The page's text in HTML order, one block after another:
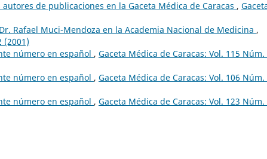
de publicaciones en la Gaceta Médica de Caracas ,
Rafael Muci-Mendoza en la Academia Nacional de Medicina ,
(2001)
número en español , Gaceta Médica de Caracas: Vol. 115 Núm.
número en español , Gaceta Médica de Caracas: Vol. 106 Núm.
número en español , Gaceta Médica de Caracas: Vol. 123 Núm.